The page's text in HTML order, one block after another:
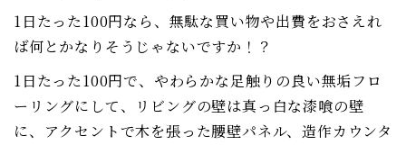
1日たった100円なら、無駄な買い物や出費をおさえれ
ば何とかなりそうじゃないですか！？
1日たった100円で、やわらかな足触りの良い無垢フロ
ーリングにして、リビングの壁は真っ白な漆喰の壁
に、アクセントで木を張った腰壁パネル、造作カウンタ